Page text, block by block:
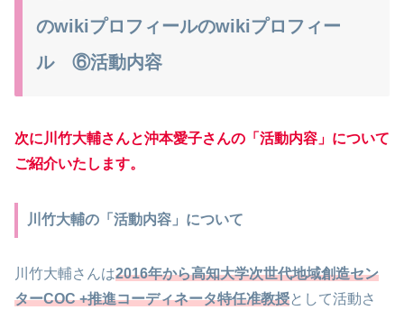
のwikiプロフィールのwikiプロフィー
ル ⑥活動内容
次に川竹大輔さんと沖本愛子さんの「活動内容」について
ご紹介いたします。
川竹大輔の「活動内容」について
川竹大輔さんは2016年から高知大学次世代地域創造セン
ターCOC +推進コーディネータ特任准教授として活動さ